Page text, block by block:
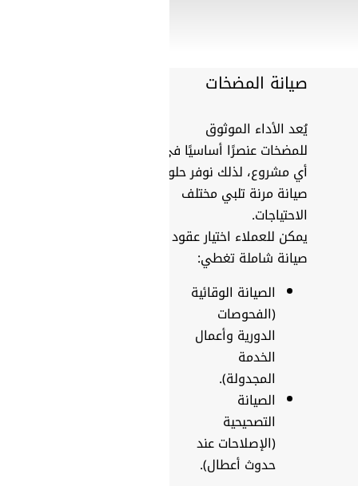
صيانة المضخات
يُعد الأداء الموثوق
للمضخات عنصرًا أساسيًا في
أي مشروع، لذلك نوفر حلول
صيانة مرنة تلبي مختلف
الاحتياجات.
يمكن للعملاء اختيار عقود
صيانة شاملة تغطي:
الصيانة الوقائية
(الفحوصات
الدورية وأعمال
الخدمة
المجدولة).
الصيانة
التصحيحية
(الإصلاحات عند
حدوث أعطال).